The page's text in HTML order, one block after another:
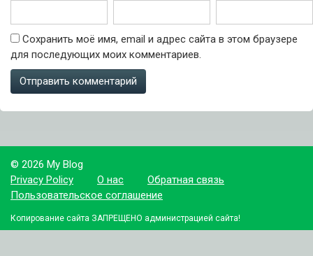
Сохранить моё имя, email и адрес сайта в этом браузере
для последующих моих комментариев.
© 2026 My Blog
Privacy Policy
О нас
Обратная связь
Пользовательское соглашение
Копирование сайта ЗАПРЕЩЕНО администрацией сайта!